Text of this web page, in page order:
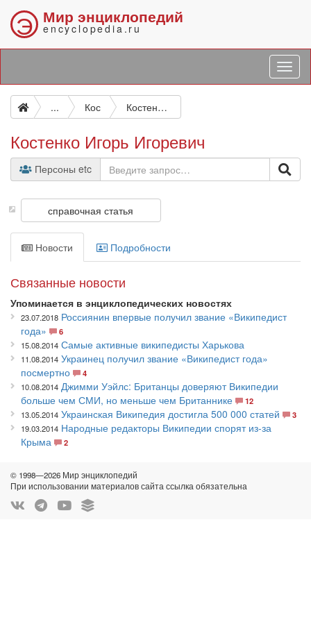
Э Мир энциклопедий
encyclopedia.ru
... Кос Костенко Игорь Игоревич
Костенко Игорь Игоревич
Персоны etc
справочная статья
Новости Подробности
Связанные новости
Упоминается в энциклопедических новостях
23.07.2018 Россиянин впервые получил звание «Википедист
года»
6
15.08.2014 Самые активные википедисты Харькова
11.08.2014 Украинец получил звание «Википедист года»
посмертно
4
10.08.2014 Джимми Уэйлс: Британцы доверяют Википедии
больше чем СМИ, но меньше чем Британнике
12
13.05.2014 Украинская Википедия достигла 500 000 статей
3
19.03.2014 Народные редакторы Википедии спорят из-за
Крыма
2
© 1998—2026 Мир энциклопедий
При использовании материалов сайта ссылка обязательна